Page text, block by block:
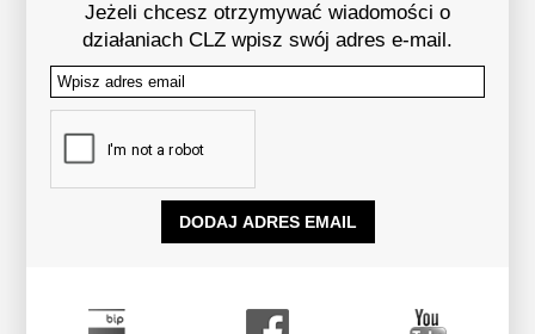
Jeżeli chcesz otrzymywać wiadomości o
działaniach CLZ wpisz swój adres e-mail.
Tutaj wpisz swój adres email: